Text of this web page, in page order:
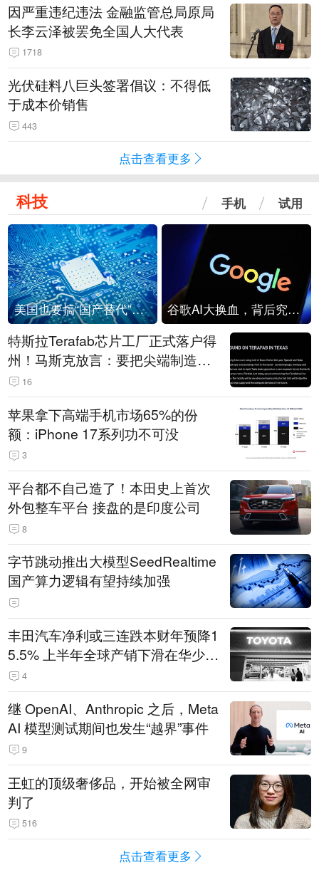
因严重违纪违法 金融监管总局原局
长李云泽被罢免全国人大代表
1718
光伏硅料八巨头签署倡议：不得低
于成本价销售
443
点击查看更多
科技 手机 试用
美国也要搞“国产替代”？先算清三笔账 谷歌AI大换血，背后究竟发生了什么？
特斯拉Terafab芯片工厂正式落户得
州！马斯克放言：要把尖端制造带
回美国
16
苹果拿下高端手机市场65%的份
额：iPhone 17系列功不可没
3
平台都不自己造了！本田史上首次
外包整车平台 接盘的是印度公司
8
字节跳动推出大模型SeedRealtime
国产算力逻辑有望持续加强
丰田汽车净利或三连跌本财年预降1
5.5% 上半年全球产销下滑在华少卖
14.3万辆
4
继 OpenAI、Anthropic 之后，Meta
AI 模型测试期间也发生“越界”事件
9
王虹的顶级奢侈品，开始被全网审
判了
516
点击查看更多